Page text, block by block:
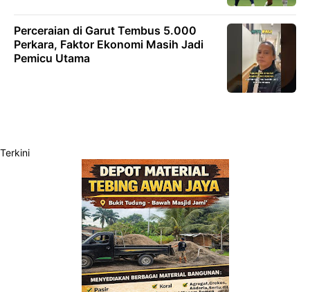
Perceraian di Garut Tembus 5.000
Perkara, Faktor Ekonomi Masih Jadi
Pemicu Utama
Terkini